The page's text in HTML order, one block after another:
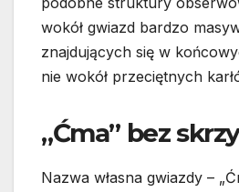
wokół gwiazd bardzo
znajdujących się w
nie wokół przeciętnych
„Ćma” bez
Nazwa własna gwiazdy –